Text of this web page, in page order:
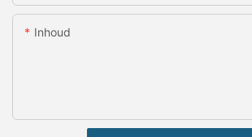
Inhoud